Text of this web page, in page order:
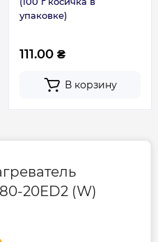
упаковке)
111.00 ₴
В корзину
20ED2 (W)